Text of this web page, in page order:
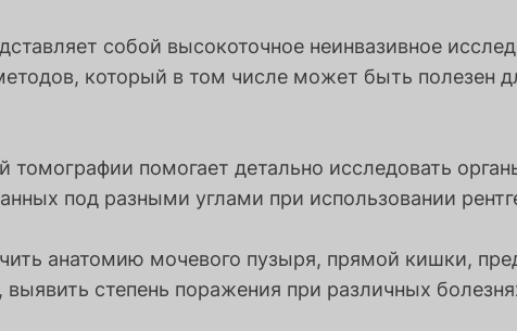
собой высокоточное неинвазивное
который в том числе может быть полезен
помогает детально исследовать
под разными углами при использовании
анатомию мочевого пузыря, прямой кишки,
степень поражения при различных